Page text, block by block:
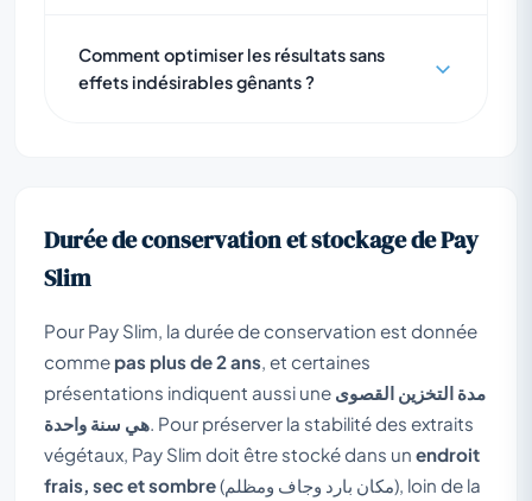
Comment optimiser les résultats sans
effets indésirables gênants ?
Durée de conservation et stockage de Pay
Slim
Pour Pay Slim, la durée de conservation est donnée
comme pas plus de 2 ans , et certaines
présentations indiquent aussi une مدة التخزين القصوى
هي سنة واحدة . Pour préserver la stabilité des extraits
végétaux, Pay Slim doit être stocké dans un endroit
frais, sec et sombre(مكان بارد وجاف ومظلم), loin de la